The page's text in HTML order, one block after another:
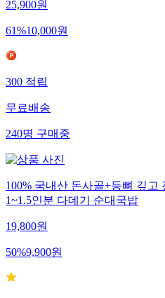
25,900원
61%10,000원
300적립
무료배송
240명구매중
100% 국내산 돈사골+등뼈 깊고
1~1.5인분 다데기 순대국밥
19,800원
50%9,900원